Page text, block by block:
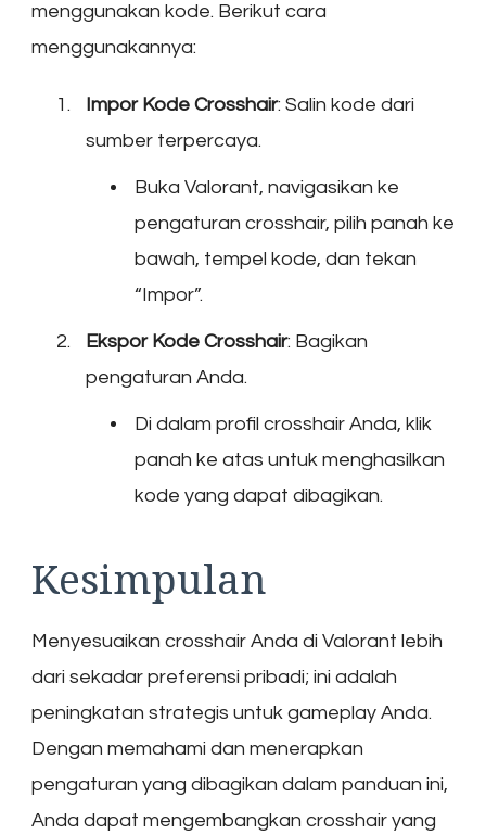
menggunakan kode. Berikut cara
menggunakannya:
Impor Kode Crosshair: Salin kode dari
sumber terpercaya.
Buka Valorant, navigasikan ke
pengaturan crosshair, pilih panah ke
bawah, tempel kode, dan tekan
“Impor”.
Ekspor Kode Crosshair: Bagikan
pengaturan Anda.
Di dalam profil crosshair Anda, klik
panah ke atas untuk menghasilkan
kode yang dapat dibagikan.
Kesimpulan
Menyesuaikan crosshair Anda di Valorant lebih
dari sekadar preferensi pribadi; ini adalah
peningkatan strategis untuk gameplay Anda.
Dengan memahami dan menerapkan
pengaturan yang dibagikan dalam panduan ini,
Anda dapat mengembangkan crosshair yang